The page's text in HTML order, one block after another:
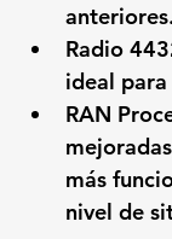
anteriores.
Radio
ideal
RAN
más
nivel de